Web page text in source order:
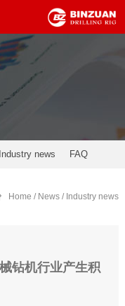
Drilling Rig,BINZUAN Drilling
Industry news FAQ
Home / News / Industry news
钻机行业产生积